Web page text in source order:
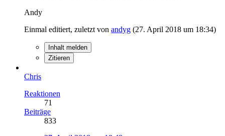
Andy
Einmal editiert, zuletzt von andyg (27. April 2018 um 18:34)
Inhalt melden
Zitieren
Chris
Reaktionen
71
Beiträge
833